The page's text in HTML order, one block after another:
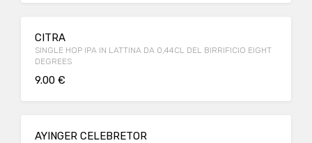
CITRA
SINGLE HOP IPA IN LATTINA DA 0,44CL DEL BIRRIFICIO EIGHT
DEGREES
9.00 €
AYINGER CELEBRETOR